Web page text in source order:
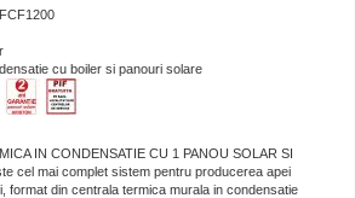
cu boiler si panouri solare
IN CONDENSATIE CU 1 PANOU SOLAR SI
cel mai complet sistem pentru producerea apei
format din centrala termica murala in condensatie